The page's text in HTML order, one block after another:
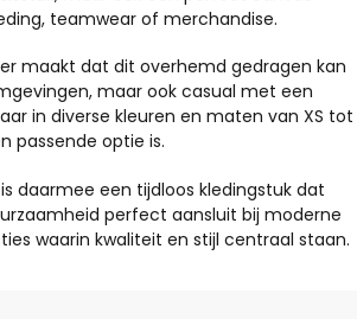
teamwear of merchandise.
maakt dat dit overhemd gedragen kan
maar ook casual met een
in diverse kleuren en maten van XS tot
passende optie is.
daarmee een tijdloos kledingstuk dat
perfect aansluit bij moderne
waarin kwaliteit en stijl centraal staan.